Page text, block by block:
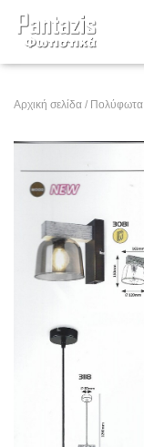
Αρχική σελίδα / Πολύφωτα